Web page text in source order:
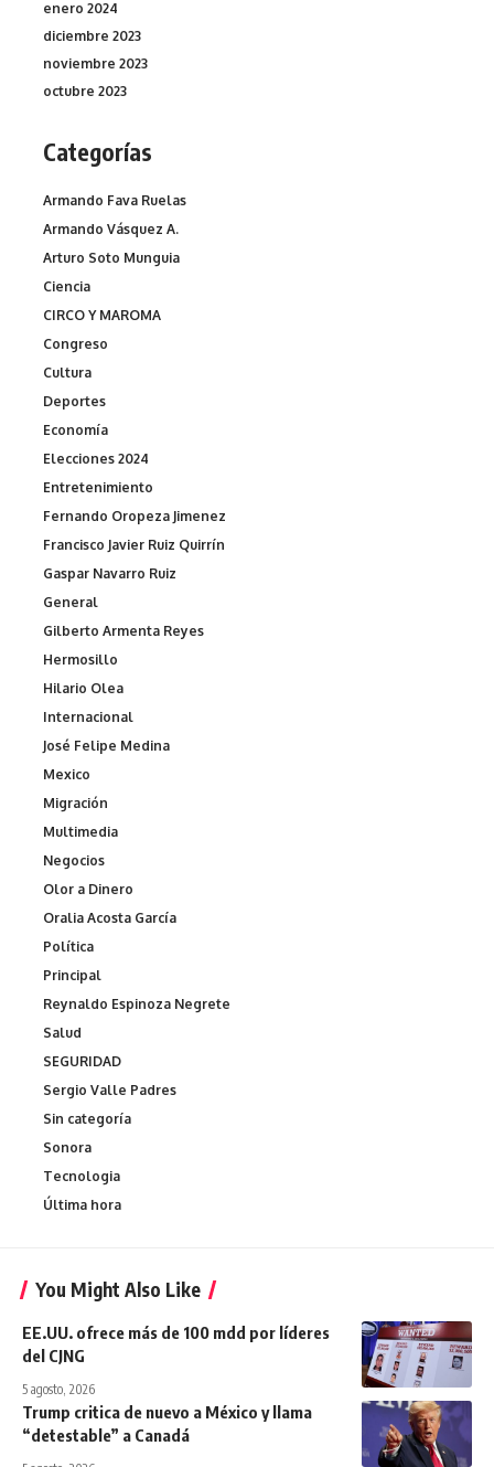
enero 2024
diciembre 2023
noviembre 2023
octubre 2023
Categorías
Armando Fava Ruelas
Armando Vásquez A.
Arturo Soto Munguia
Ciencia
CIRCO Y MAROMA
Congreso
Cultura
Deportes
Economía
Elecciones 2024
Entretenimiento
Fernando Oropeza Jimenez
Francisco Javier Ruiz Quirrín
Gaspar Navarro Ruiz
General
Gilberto Armenta Reyes
Hermosillo
Hilario Olea
Internacional
José Felipe Medina
Mexico
Migración
Multimedia
Negocios
Olor a Dinero
Oralia Acosta García
Política
Principal
Reynaldo Espinoza Negrete
Salud
SEGURIDAD
Sergio Valle Padres
Sin categoría
Sonora
Tecnologia
Última hora
You Might Also Like
EE.UU. ofrece más de 100 mdd por líderes
del CJNG
5 agosto, 2026
Trump critica de nuevo a México y llama
“detestable” a Canadá